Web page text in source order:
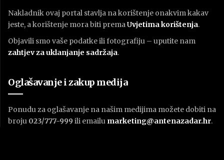
Nakladnik ovaj portal stavlja na korištenje onakvim kakav
jeste, a korištenje mora biti prema Uvjetima korištenja.
Objavili smo vaše podatke ili fotografiju – uputite nam
zahtjev za uklanjanje sadržaja.
Oglašavanje i zakup medija
Ponudu za oglašavanje na našim medijima možete dobiti na
broju 023/777-999 ili emailu marketing@antenazadar.hr.